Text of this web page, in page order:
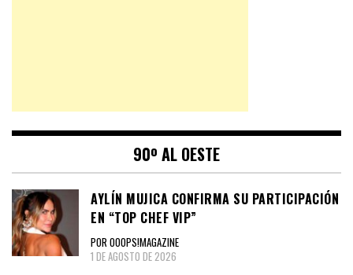
90º AL OESTE
AYLÍN MUJICA CONFIRMA SU PARTICIPACIÓN
EN “TOP CHEF VIP”
POR OOOPS!MAGAZINE
1 DE AGOSTO DE 2026